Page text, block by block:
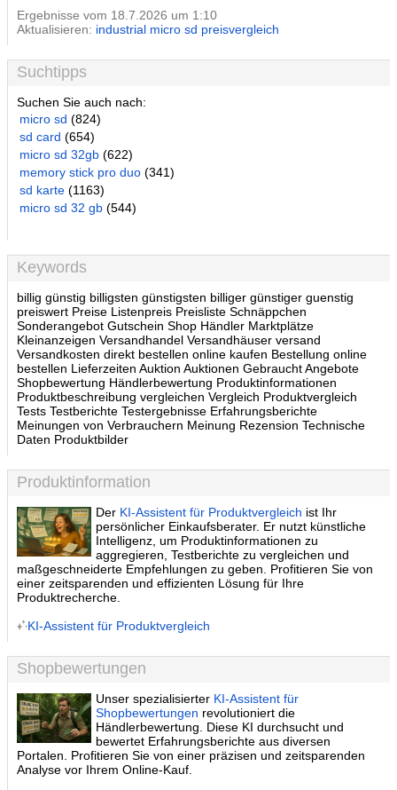
Ergebnisse vom 18.7.2026 um 1:10
Aktualisieren: industrial micro sd preisvergleich
Suchtipps
Suchen Sie auch nach:
micro sd (824)
sd card (654)
micro sd 32gb (622)
memory stick pro duo (341)
sd karte (1163)
micro sd 32 gb (544)
Keywords
billig günstig billigsten günstigsten billiger günstiger guenstig
preiswert Preise Listenpreis Preisliste Schnäppchen
Sonderangebot Gutschein Shop Händler Marktplätze
Kleinanzeigen Versandhandel Versandhäuser versand
Versandkosten direkt bestellen online kaufen Bestellung online
bestellen Lieferzeiten Auktion Auktionen Gebraucht Angebote
Shopbewertung Händlerbewertung Produktinformationen
Produktbeschreibung vergleichen Vergleich Produktvergleich
Tests Testberichte Testergebnisse Erfahrungsberichte
Meinungen von Verbrauchern Meinung Rezension Technische
Daten Produktbilder
Produktinformation
Der KI-Assistent für Produktvergleich ist Ihr
persönlicher Einkaufsberater. Er nutzt künstliche
Intelligenz, um Produktinformationen zu
aggregieren, Testberichte zu vergleichen und
maßgeschneiderte Empfehlungen zu geben. Profitieren Sie von
einer zeitsparenden und effizienten Lösung für Ihre
Produktrecherche.
KI-Assistent für Produktvergleich
Shopbewertungen
Unser spezialisierter KI-Assistent für
Shopbewertungen revolutioniert die
Händlerbewertung. Diese KI durchsucht und
bewertet Erfahrungsberichte aus diversen
Portalen. Profitieren Sie von einer präzisen und zeitsparenden
Analyse vor Ihrem Online-Kauf.